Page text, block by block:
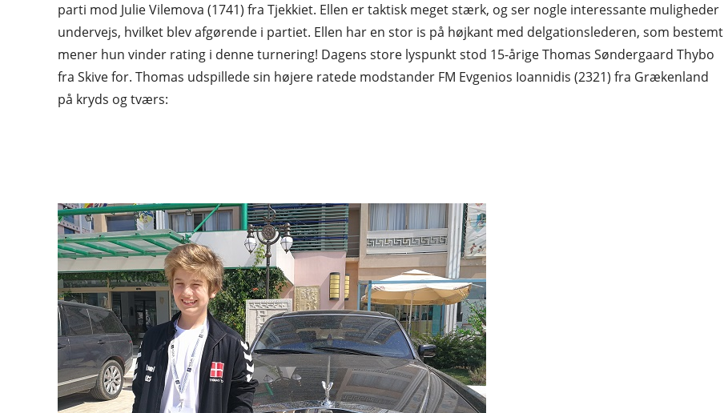
parti mod Julie Vilemova (1741) fra Tjekkiet. Ellen er taktisk meget stærk, og ser nogle interessante muligheder
undervejs, hvilket blev afgørende i partiet. Ellen har en stor is på højkant med delgationslederen, som bestemt
mener hun vinder rating i denne turnering! Dagens store lyspunkt stod 15-årige Thomas Søndergaard Thybo
fra Skive for. Thomas udspillede sin højere ratede modstander FM Evgenios Ioannidis (2321) fra Grækenland
på kryds og tværs: